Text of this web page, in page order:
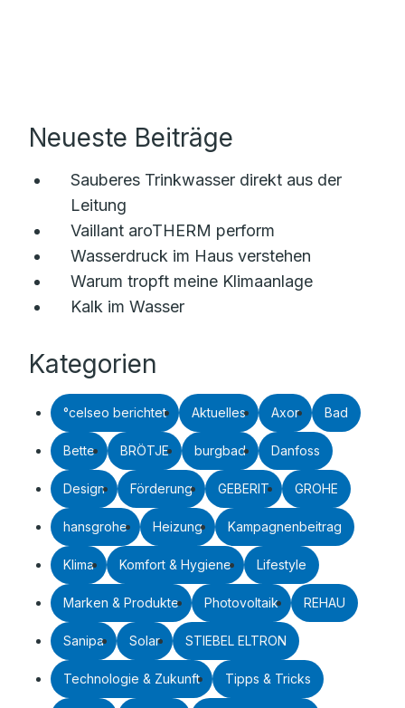
Neueste Beiträge
Sauberes Trinkwasser direkt aus der
Leitung
Vaillant aroTHERM perform
Wasserdruck im Haus verstehen
Warum tropft meine Klimaanlage
Kalk im Wasser
Kategorien
°celseo berichtet Aktuelles Axor Bad
Bette BRÖTJE burgbad Danfoss
Design Förderung GEBERIT GROHE
hansgrohe Heizung Kampagnenbeitrag
Klima Komfort & Hygiene Lifestyle
Marken & Produkte Photovoltaik REHAU
Sanipa Solar STIEBEL ELTRON
Technologie & Zukunft Tipps & Tricks